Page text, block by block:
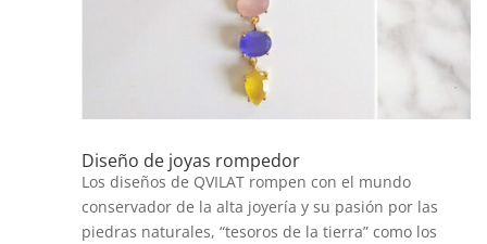
Diseño de joyas rompedor
Los diseños de QVILAT rompen con el mundo
conservador de la alta joyería y su pasión por las
piedras naturales, “tesoros de la tierra” como los